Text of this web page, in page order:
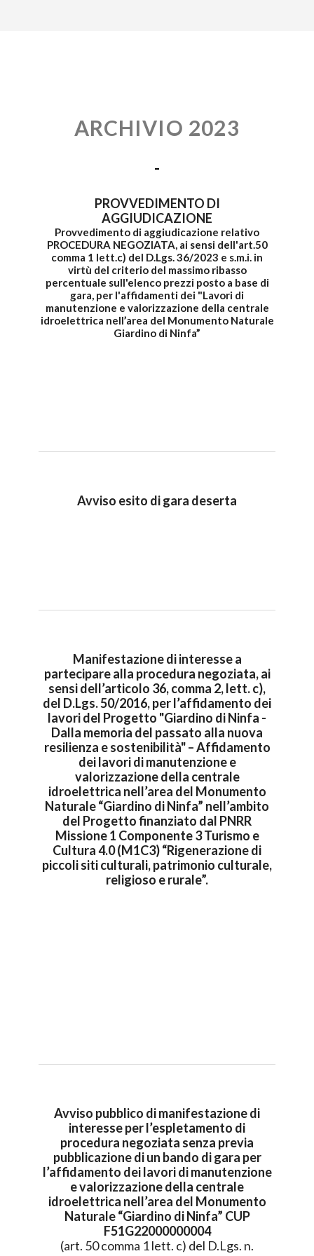
ARCHIVIO 2023
PROVVEDIMENTO DI
AGGIUDICAZIONE
Provvedimento di aggiudicazione relativo
PROCEDURA NEGOZIATA, ai sensi dell'art.50
comma 1 lett.c) del D.Lgs. 36/2023 e s.m.i. in
virtù del criterio del massimo ribasso
percentuale sull'elenco prezzi posto a base di
gara, per l'affidamenti dei "Lavori di
manutenzione e valorizzazione della centrale
idroelettrica nell’area del Monumento Naturale
Giardino di Ninfa”
Avviso esito di gara deserta
Manifestazione di interesse a
partecipare alla procedura negoziata, ai
sensi dell’articolo 36, comma 2, lett. c),
del D.Lgs. 50/2016, per l’affidamento dei
lavori del Progetto "Giardino di Ninfa -
Dalla memoria del passato alla nuova
resilienza e sostenibilità" – Affidamento
dei lavori di manutenzione e
valorizzazione della centrale
idroelettrica nell’area del Monumento
Naturale “Giardino di Ninfa” nell’ambito
del Progetto finanziato dal PNRR
Missione 1 Componente 3 Turismo e
Cultura 4.0 (M1C3) “Rigenerazione di
piccoli siti culturali, patrimonio culturale,
religioso e rurale”.
Avviso pubblico di manifestazione di
interesse per l’espletamento di
procedura negoziata senza previa
pubblicazione di un bando di gara per
l’affidamento dei lavori di manutenzione
e valorizzazione della centrale
idroelettrica nell’area del Monumento
Naturale “Giardino di Ninfa” CUP
F51G22000000004
(art. 50 comma 1 lett. c) del D.Lgs. n.